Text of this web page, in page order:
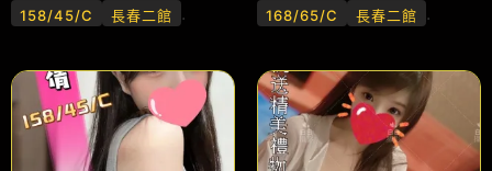
158/45/C 長春二館 . 168/65/C 長春二館 .